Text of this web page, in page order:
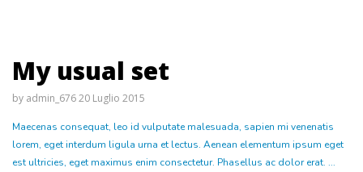
My usual set
by admin_67620 Luglio 2015
Maecenas consequat, leo id vulputate malesuada, sapien mi venenatis
lorem, eget interdum ligula urna et lectus. Aenean elementum ipsum eget
est ultricies, eget maximus enim consectetur. Phasellus ac dolor erat. ...